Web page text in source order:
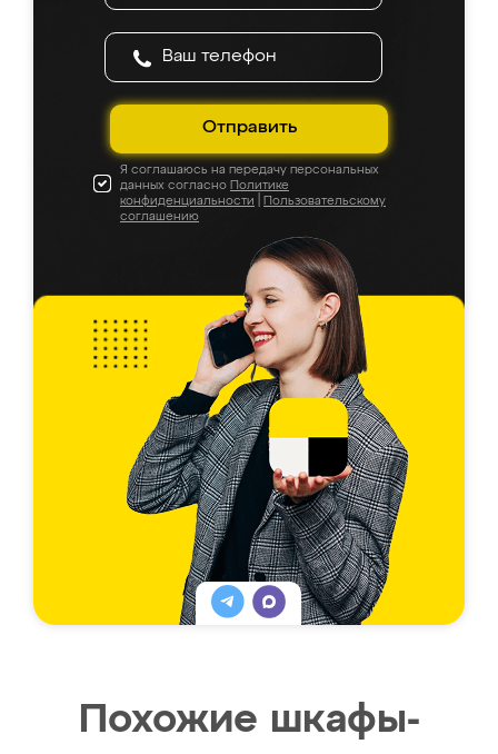
Отправить
Я соглашаюсь на передачу персональных
данных согласно Политике
конфиденциальности
Пользовательскому
соглашению
Похожие шкафы-